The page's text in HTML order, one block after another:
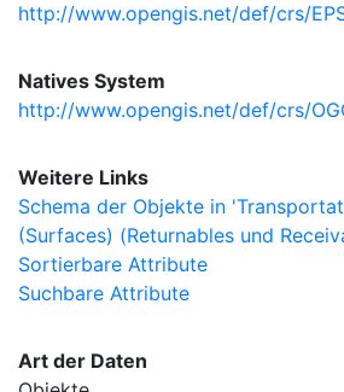
http://www.opengis.net/def/crs/
Natives System
http://www.opengis.net/def/crs/
Weitere Links
Schema der Objekte in
(Surfaces) (Returnables und
Sortierbare Attribute
Suchbare Attribute
Art der Daten